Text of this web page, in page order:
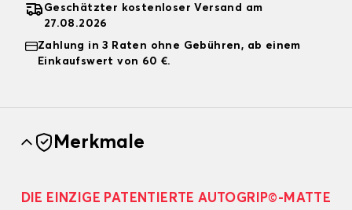
Geschätzter kostenloser Versand am
27.08.2026
Zahlung in 3 Raten ohne Gebühren, ab einem
Einkaufswert von 60 €.
Merkmale
DIE EINZIGE PATENTIERTE AUTOGRIP©-MATTE